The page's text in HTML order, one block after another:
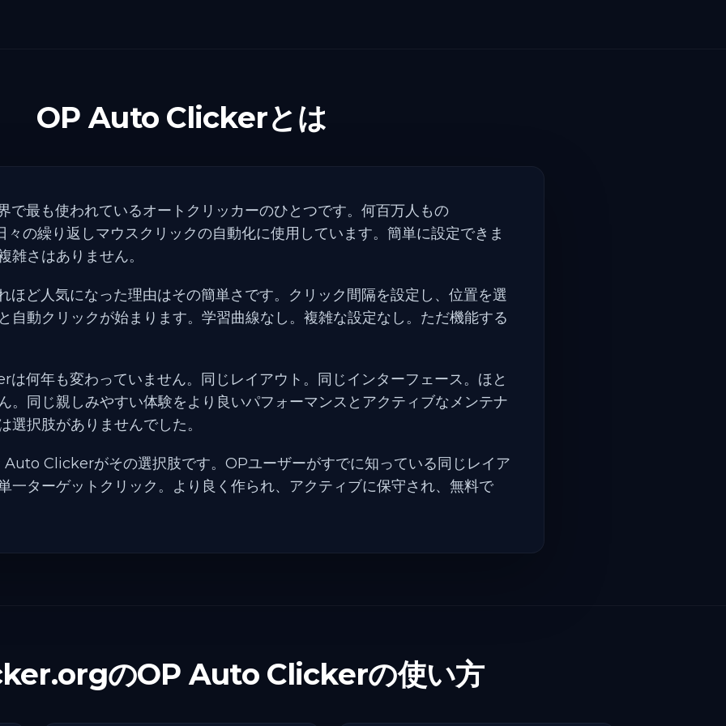
OP Auto Clickerとは
最も使われているオートクリッカーのひとつです。何百万人もの
の繰り返しマウスクリックの自動化に使用しています。簡単に設定できま
雑さはありません。
ど人気になった理由はその簡単さです。クリック間隔を設定し、位置を選
自動クリックが始まります。学習曲線なし。複雑な設定なし。ただ機能する
何年も変わっていません。同じレイアウト。同じインターフェース。ほと
。同じ親しみやすい体験をより良いパフォーマンスとアクティブなメンテナ
選択肢がありませんでした。
Clickerがその選択肢です。OPユーザーがすでに知っている同じレイア
一ターゲットクリック。より良く作られ、アクティブに保守され、無料で
のOP Auto Clickerの使い方